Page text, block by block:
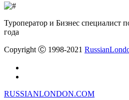
Туроператор и Бизнес специалист
года
Copyright Ⓒ 1998-2021
RUSSIANLONDON.COM